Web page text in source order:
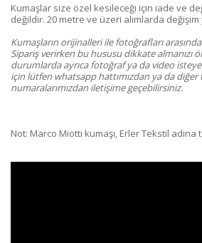
Kumaşlar size özel kesileceği için iade ve
değildir. 20 metre ve üzeri alımlarda değişim
Kumaşların orijinalleri ile fotoğrafları
Sipariş verirken bu hususu dikkate almanızı
durumlarda ayrıca fotoğraf ya da video
için lütfen whatsapp hattımızdan ya da diğer
numaralarımızdan iletişime geçebilirsiniz.
Not: Marco Miotti kumaşı, Erler Tekstil adına